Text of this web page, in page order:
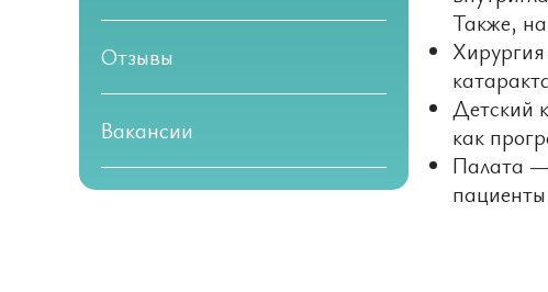
Отзывы
Вакансии
Также,
Детский
как
Палата —